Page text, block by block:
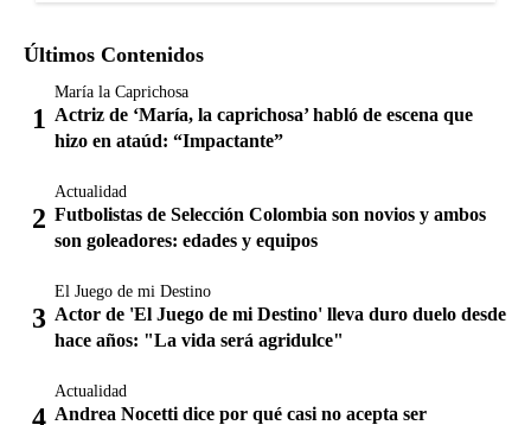
Últimos Contenidos
María la Caprichosa
Actriz de ‘María, la caprichosa’ habló de escena que
hizo en ataúd: “Impactante”
Actualidad
Futbolistas de Selección Colombia son novios y ambos
son goleadores: edades y equipos
El Juego de mi Destino
Actor de 'El Juego de mi Destino' lleva duro duelo desde
hace años: "La vida será agridulce"
Actualidad
Andrea Nocetti dice por qué casi no acepta ser